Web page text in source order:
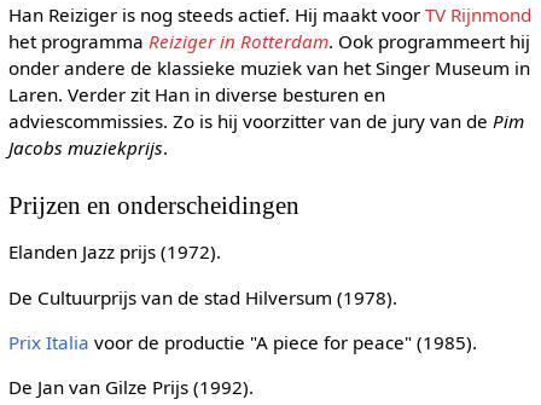
Han Reiziger is nog steeds actief. Hij maakt voor TV Rijnmond
het programma Reiziger in Rotterdam. Ook programmeert hij
onder andere de klassieke muziek van het Singer Museum in
Laren. Verder zit Han in diverse besturen en
adviescommissies. Zo is hij voorzitter van de jury van de Pim
Jacobs muziekprijs.
Prijzen en onderscheidingen
Elanden Jazz prijs (1972).
De Cultuurprijs van de stad Hilversum (1978).
Prix Italia voor de productie "A piece for peace" (1985).
De Jan van Gilze Prijs (1992).